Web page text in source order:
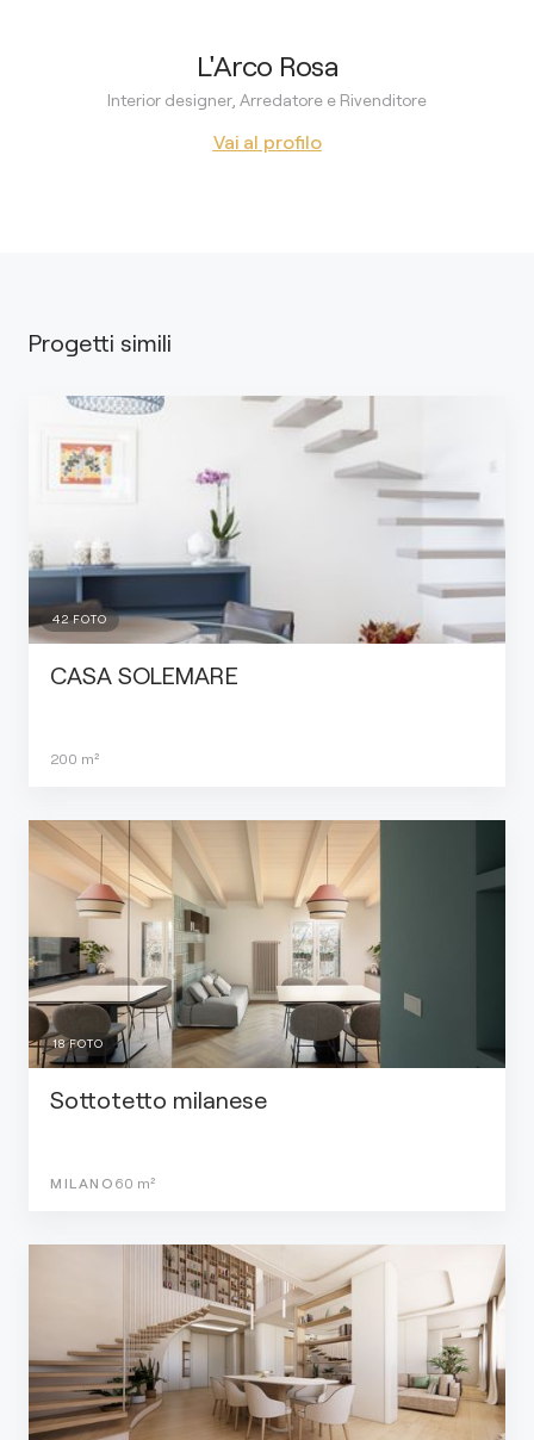
L'Arco Rosa
Interior designer, Arredatore e Rivenditore
Vai al profilo
Progetti simili
42FOTO
CASA SOLEMARE
200 m²
18FOTO
Sottotetto milanese
MILANO 60 m²